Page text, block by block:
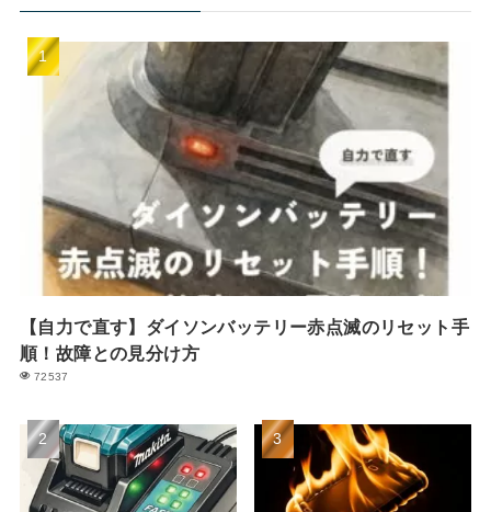
【自力で直す】ダイソンバッテリー赤点滅のリセット手
順！故障との見分け方
72537